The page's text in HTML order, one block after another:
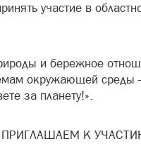
участие в
и бережное
окружающей среды
за планету!».
К